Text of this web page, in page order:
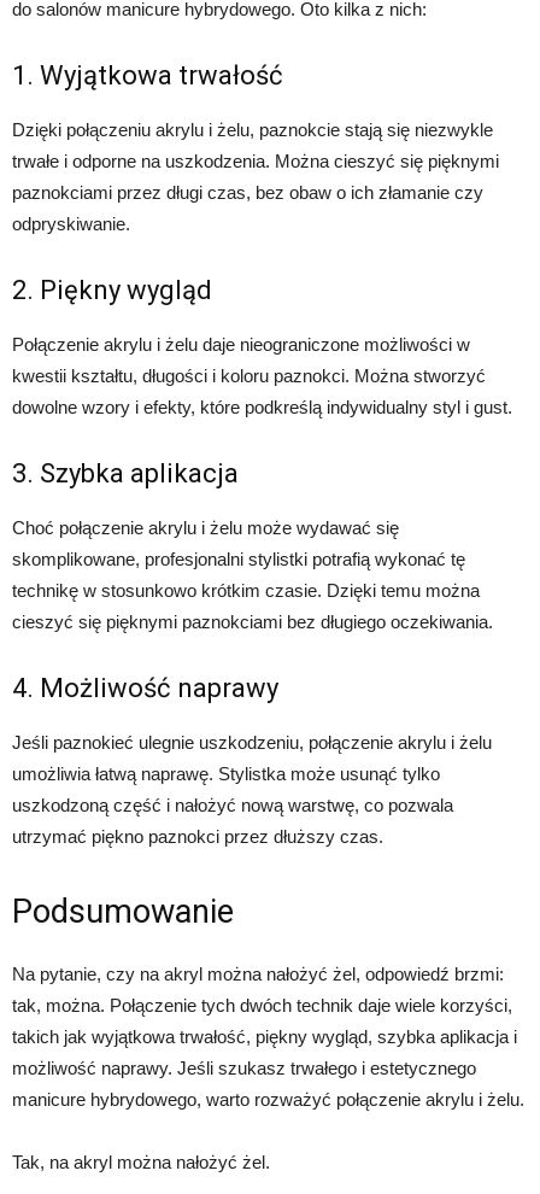
do salonów manicure hybrydowego. Oto kilka z nich:
1. Wyjątkowa trwałość
Dzięki połączeniu akrylu i żelu, paznokcie stają się niezwykle
trwałe i odporne na uszkodzenia. Można cieszyć się pięknymi
paznokciami przez długi czas, bez obaw o ich złamanie czy
odpryskiwanie.
2. Piękny wygląd
Połączenie akrylu i żelu daje nieograniczone możliwości w
kwestii kształtu, długości i koloru paznokci. Można stworzyć
dowolne wzory i efekty, które podkreślą indywidualny styl i gust.
3. Szybka aplikacja
Choć połączenie akrylu i żelu może wydawać się
skomplikowane, profesjonalni stylistki potrafią wykonać tę
technikę w stosunkowo krótkim czasie. Dzięki temu można
cieszyć się pięknymi paznokciami bez długiego oczekiwania.
4. Możliwość naprawy
Jeśli paznokieć ulegnie uszkodzeniu, połączenie akrylu i żelu
umożliwia łatwą naprawę. Stylistka może usunąć tylko
uszkodzoną część i nałożyć nową warstwę, co pozwala
utrzymać piękno paznokci przez dłuższy czas.
Podsumowanie
Na pytanie, czy na akryl można nałożyć żel, odpowiedź brzmi:
tak, można. Połączenie tych dwóch technik daje wiele korzyści,
takich jak wyjątkowa trwałość, piękny wygląd, szybka aplikacja i
możliwość naprawy. Jeśli szukasz trwałego i estetycznego
manicure hybrydowego, warto rozważyć połączenie akrylu i żelu.
Tak, na akryl można nałożyć żel.